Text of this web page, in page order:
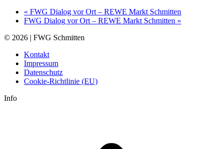
« FWG Dialog vor Ort – REWE Markt Schmitten
FWG Dialog vor Ort – REWE Markt Schmitten »
© 2026 | FWG Schmitten
Kontakt
Impressum
Datenschutz
Cookie-Richtlinie (EU)
Info